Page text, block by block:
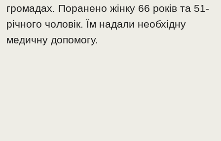
громадах. Поранено жінку 66 років та 51-
річного чоловік. Їм надали необхідну
медичну допомогу.